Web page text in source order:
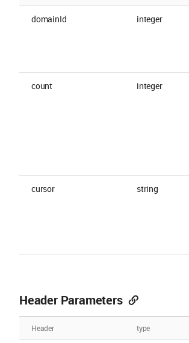
domainId integer
count integer
cursor string
Header Parameters
Header type